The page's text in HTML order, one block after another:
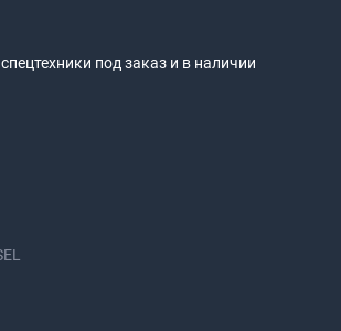
под заказ и в наличии